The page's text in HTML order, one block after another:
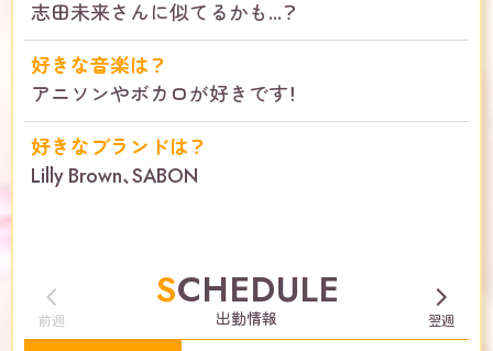
志田未来さんに似てるかも...？
好きな音楽は？
アニソンやボカロが好きです！
好きなブランドは？
Lilly Brown、SABON
SCHEDULE
出勤情報
前週 翌週